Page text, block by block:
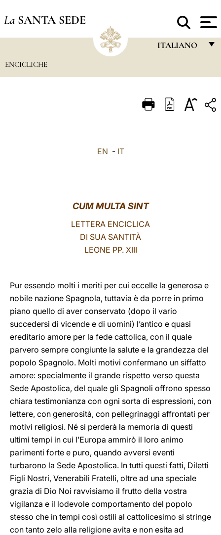
La SANTA SEDE
ITALIANO
ITALIANO
ENCICLICHE
EN - IT
CUM MULTA SINT
LETTERA ENCICLICA
DI SUA SANTITÀ
LEONE PP. XIII
Pur essendo molti i meriti per cui eccelle la generosa e
nobile nazione Spagnola, tuttavia è da porre in primo
piano quello di aver conservato (dopo il vario
succedersi di vicende e di uomini) l’antico e quasi
ereditario amore per la fede cattolica, con il quale
parvero sempre congiunte la salute e la grandezza del
popolo Spagnolo. Molti motivi confermano un siffatto
amore: specialmente il grande rispetto verso questa
Sede Apostolica, del quale gli Spagnoli offrono spesso
chiara testimonianza con ogni sorta di espressioni, con
lettere, con generosità, con pellegrinaggi affrontati per
motivi religiosi. Né si perderà la memoria di questi
ultimi tempi in cui l’Europa ammirò il loro animo
parimenti forte e puro, quando avversi eventi
turbarono la Sede Apostolica. In tutti questi fatti, Diletti
Figli Nostri, Venerabili Fratelli, oltre ad una speciale
grazia di Dio Noi ravvisiamo il frutto della vostra
vigilanza e il lodevole comportamento del popolo
stesso che in tempi così ostili al cattolicesimo si stringe
con tanto zelo alla religione avita e non esita ad